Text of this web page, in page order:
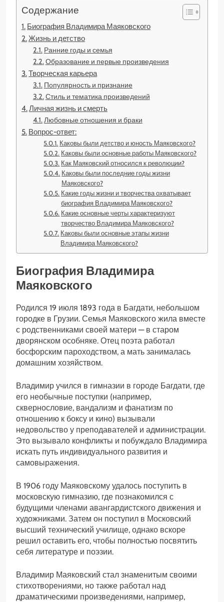
Содержание
Биография Владимира Маяковского
Жизнь и детство
Ранние годы и семья
Образование и первые произведения
Творческая карьера
Популярность и признание
Стиль и тематика произведений
Личная жизнь и смерть
Любовные отношения и браки
Вопрос-ответ:
Каковы были детство и юность Маяковского?
Каковы были основные работы Маяковского?
Как Маяковский относился к революции?
Каковы были последние годы жизни
Маяковского?
Какие годы жизни и творчества охватывает
биография Владимира Маяковского?
Какие основные черты характеризуют
творчество Владимира Маяковского?
Каковы были основные этапы жизни
Владимира Маяковского?
Биография Владимира
Маяковского
Родился 19 июля 1893 года в Багдати, небольшом
городке в Грузии. Семья Маяковского жила вместе
с родственниками своей матери — в старом
дворянском особняке. Отец поэта работал
босфорским пароходством, а мать занималась
домашним хозяйством.
Владимир учился в гимназии в городе Багдати, где
его необычные поступки (например,
сквернословие, вандализм и фанатизм по
отношению к боксу и кино) вызывали
недовольство у преподавателей и администрации.
Это вызывало конфликты и побуждало Владимира
искать путь индивидуального развития и
самовыражения.
В 1906 году Маяковскому удалось поступить в
московскую гимназию, где познакомился с
будущими членами авангардистского движения и
художниками. Затем он поступил в Московский
высший технический училище, однако вскоре
решил оставить его, чтобы полностью посвятить
себя литературе и поэзии.
Владимир Маяковский стал знаменитым своими
стихотворениями, но также работал над
драматическими произведениями, например,